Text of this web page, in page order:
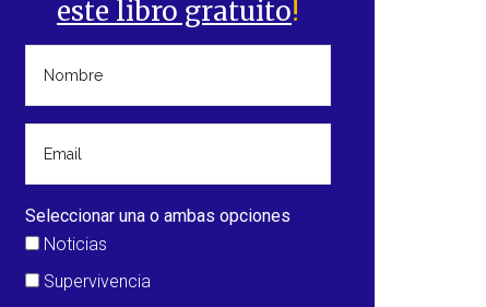
este libro gratuito!
Seleccionar una o ambas opciones
Noticias
Supervivencia